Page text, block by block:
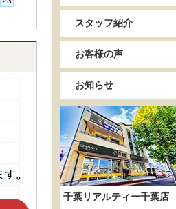
スタッフ紹介
お客様の声
お知らせ
千葉リアルティー千葉店